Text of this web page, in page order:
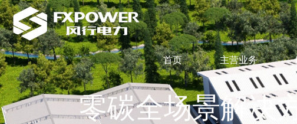
首页 主营业务
零碳全场景解决